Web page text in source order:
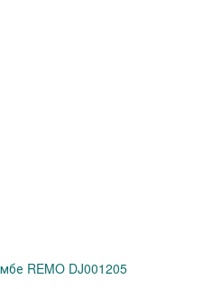
REMO DJ001205